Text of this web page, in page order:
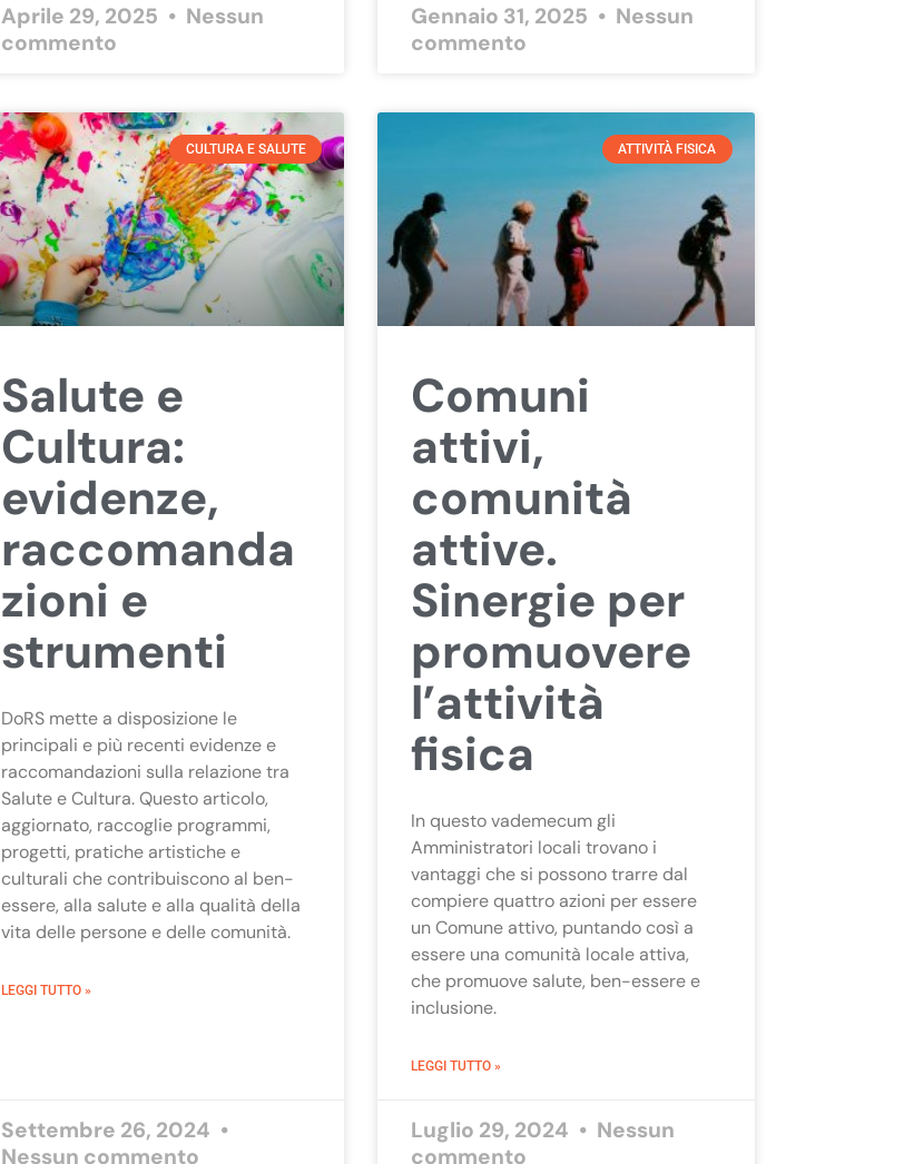
Aprile 29, 2025
Nessun
commento
Gennaio 31, 2025
Nessun
commento
CULTURA E SALUTE
Salute e
Cultura:
evidenze,
raccomanda
zioni e
strumenti
DoRS mette a disposizione le
principali e più recenti evidenze e
raccomandazioni sulla relazione tra
Salute e Cultura. Questo articolo,
aggiornato, raccoglie programmi,
progetti, pratiche artistiche e
culturali che contribuiscono al ben-
essere, alla salute e alla qualità della
vita delle persone e delle comunità.
LEGGI TUTTO »
Settembre 26, 2024
Nessun commento
ATTIVITÀ FISICA
Comuni
attivi,
comunità
attive.
Sinergie per
promuovere
l’attività
fisica
In questo vademecum gli
Amministratori locali trovano i
vantaggi che si possono trarre dal
compiere quattro azioni per essere
un Comune attivo, puntando così a
essere una comunità locale attiva,
che promuove salute, ben-essere e
inclusione.
LEGGI TUTTO »
Luglio 29, 2024
Nessun
commento